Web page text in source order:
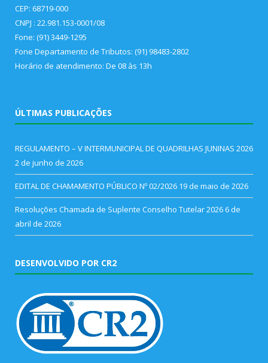
CEP: 68719-000
CNPJ : 22.981.153-0001/08
Fone: (91) 3449-1295
Fone Departamento de Tributos: (91) 98483-2802
Horário de atendimento: De 08 às 13h
ÚLTIMAS PUBLICAÇÕES
REGULAMENTO – V INTERMUNICIPAL DE QUADRILHAS JUNINAS 2026
2 de junho de 2026
EDITAL DE CHAMAMENTO PÚBLICO Nº 02/2026 19 de maio de 2026
Resoluções Chamada de Suplente Conselho Tutelar 2026 6 de
abril de 2026
DESENVOLVIDO POR CR2